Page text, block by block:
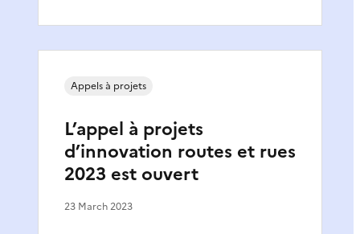
L’appel à projets
d’innovation routes et rues
2023 est ouvert
Appels à projets
23 March 2023